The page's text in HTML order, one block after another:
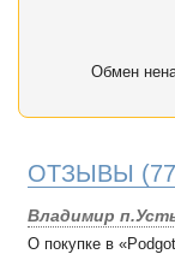
Обмен
ОТЗЫВЫ
Владимир
О покупке в